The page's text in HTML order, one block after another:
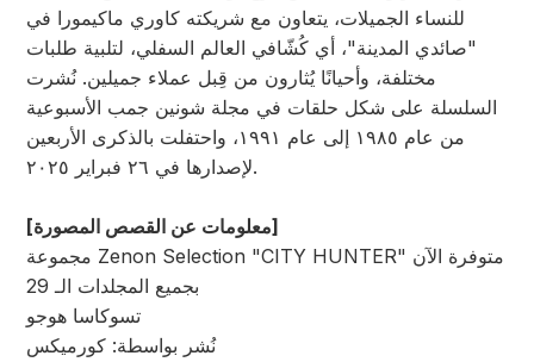
للنساء الجميلات، يتعاون مع شريكته كاوري ماكيمورا في
"صائدي المدينة"، أي كُشّافي العالم السفلي، لتلبية طلبات
مختلفة، وأحيانًا يُثارون من قِبل عملاء جميلين. نُشرت
السلسلة على شكل حلقات في مجلة شونين جمب الأسبوعية
من عام ١٩٨٥ إلى عام ١٩٩١، واحتفلت بالذكرى الأربعين
لإصدارها في ٢٦ فبراير ٢٠٢٥.
[معلومات عن القصص المصورة]
مجموعة Zenon Selection "CITY HUNTER" متوفرة الآن
بجميع المجلدات الـ 29
تسوكاسا هوجو
نُشر بواسطة: كورميكس